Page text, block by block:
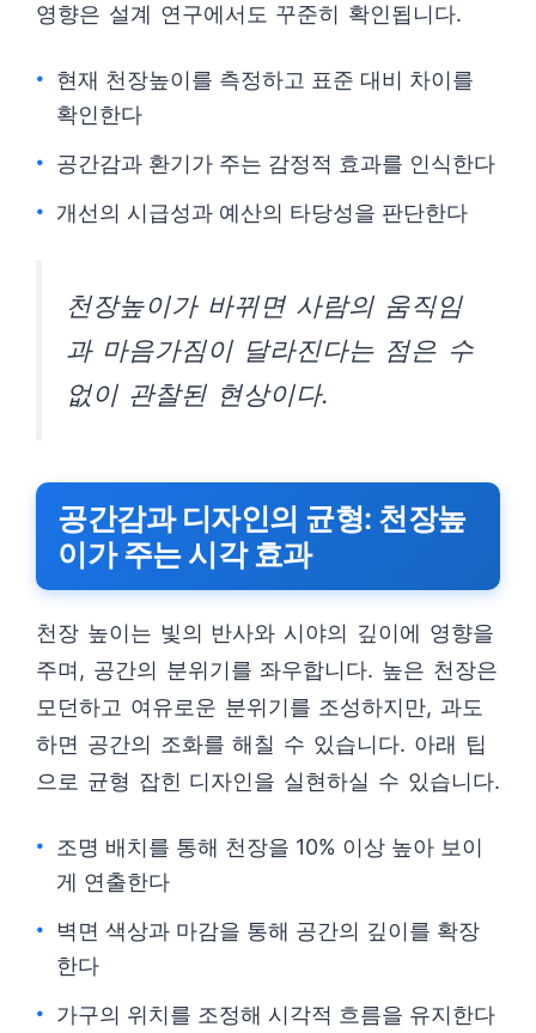
영향은 설계 연구에서도 꾸준히 확인됩니다.
현재 천장높이를 측정하고 표준 대비 차이를
확인한다
공간감과 환기가 주는 감정적 효과를 인식한다
개선의 시급성과 예산의 타당성을 판단한다
천장높이가 바뀌면 사람의 움직임
과 마음가짐이 달라진다는 점은 수
없이 관찰된 현상이다.
공간감과 디자인의 균형: 천장높
이가 주는 시각 효과
천장 높이는 빛의 반사와 시야의 깊이에 영향을
주며, 공간의 분위기를 좌우합니다. 높은 천장은
모던하고 여유로운 분위기를 조성하지만, 과도
하면 공간의 조화를 해칠 수 있습니다. 아래 팁
으로 균형 잡힌 디자인을 실현하실 수 있습니다.
조명 배치를 통해 천장을 10% 이상 높아 보이
게 연출한다
벽면 색상과 마감을 통해 공간의 깊이를 확장
한다
가구의 위치를 조정해 시각적 흐름을 유지한다